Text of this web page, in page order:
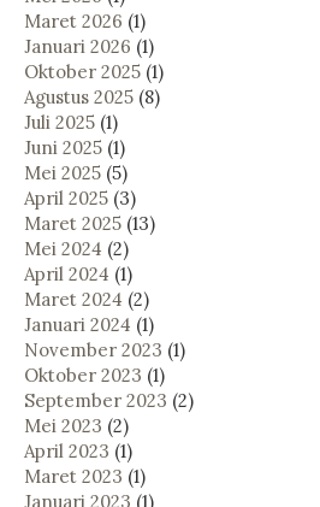
Maret 2026 (1)
Januari 2026 (1)
Oktober 2025 (1)
Agustus 2025 (8)
Juli 2025 (1)
Juni 2025 (1)
Mei 2025 (5)
April 2025 (3)
Maret 2025 (13)
Mei 2024 (2)
April 2024 (1)
Maret 2024 (2)
Januari 2024 (1)
November 2023 (1)
Oktober 2023 (1)
September 2023 (2)
Mei 2023 (2)
April 2023 (1)
Maret 2023 (1)
Januari 2023 (1)